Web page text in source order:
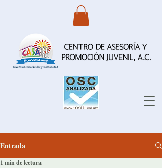
Entrada
1 min de lectura